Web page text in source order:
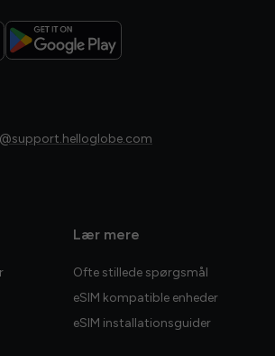
Lær mere
Ofte stillede spørgsmål
eSIM kompatible enheder
eSIM installationsguider